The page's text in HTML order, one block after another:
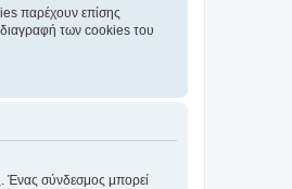
παρέχουν επίσης
των cookies του
Ένας σύνδεσμος μπορεί